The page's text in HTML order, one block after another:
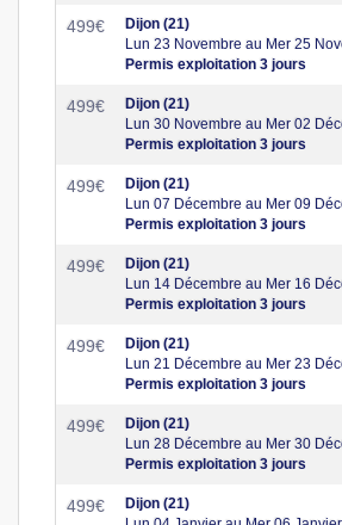
499€
Dijon (21)
Lun 23 Novembre au Mer 25
Permis exploitation 3 jours
499€
Dijon (21)
Lun 30 Novembre au Mer 02
Permis exploitation 3 jours
499€
Dijon (21)
Lun 07 Décembre au Mer 09
Permis exploitation 3 jours
499€
Dijon (21)
Lun 14 Décembre au Mer 16
Permis exploitation 3 jours
499€
Dijon (21)
Lun 21 Décembre au Mer 23
Permis exploitation 3 jours
499€
Dijon (21)
Lun 28 Décembre au Mer 30
Permis exploitation 3 jours
499€
Dijon (21)